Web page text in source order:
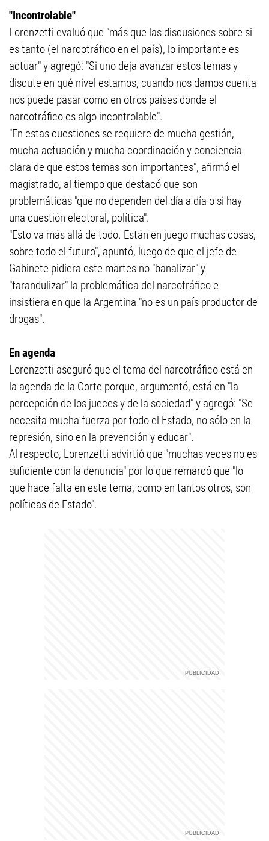
"Incontrolable"
Lorenzetti evaluó que "más que las discusiones sobre si
es tanto (el narcotráfico en el país), lo importante es
actuar" y agregó: "Si uno deja avanzar estos temas y
discute en qué nivel estamos, cuando nos damos cuenta
nos puede pasar como en otros países donde el
narcotráfico es algo incontrolable".
"En estas cuestiones se requiere de mucha gestión,
mucha actuación y mucha coordinación y conciencia
clara de que estos temas son importantes", afirmó el
magistrado, al tiempo que destacó que son
problemáticas "que no dependen del día a día o si hay
una cuestión electoral, política".
"Esto va más allá de todo. Están en juego muchas cosas,
sobre todo el futuro", apuntó, luego de que el jefe de
Gabinete pidiera este martes no "banalizar" y
"farandulizar" la problemática del narcotráfico e
insistiera en que la Argentina "no es un país productor de
drogas".
En agenda
Lorenzetti aseguró que el tema del narcotráfico está en
la agenda de la Corte porque, argumentó, está en "la
percepción de los jueces y de la sociedad" y agregó: "Se
necesita mucha fuerza por todo el Estado, no sólo en la
represión, sino en la prevención y educar".
Al respecto, Lorenzetti advirtió que "muchas veces no es
suficiente con la denuncia" por lo que remarcó que "lo
que hace falta en este tema, como en tantos otros, son
políticas de Estado".